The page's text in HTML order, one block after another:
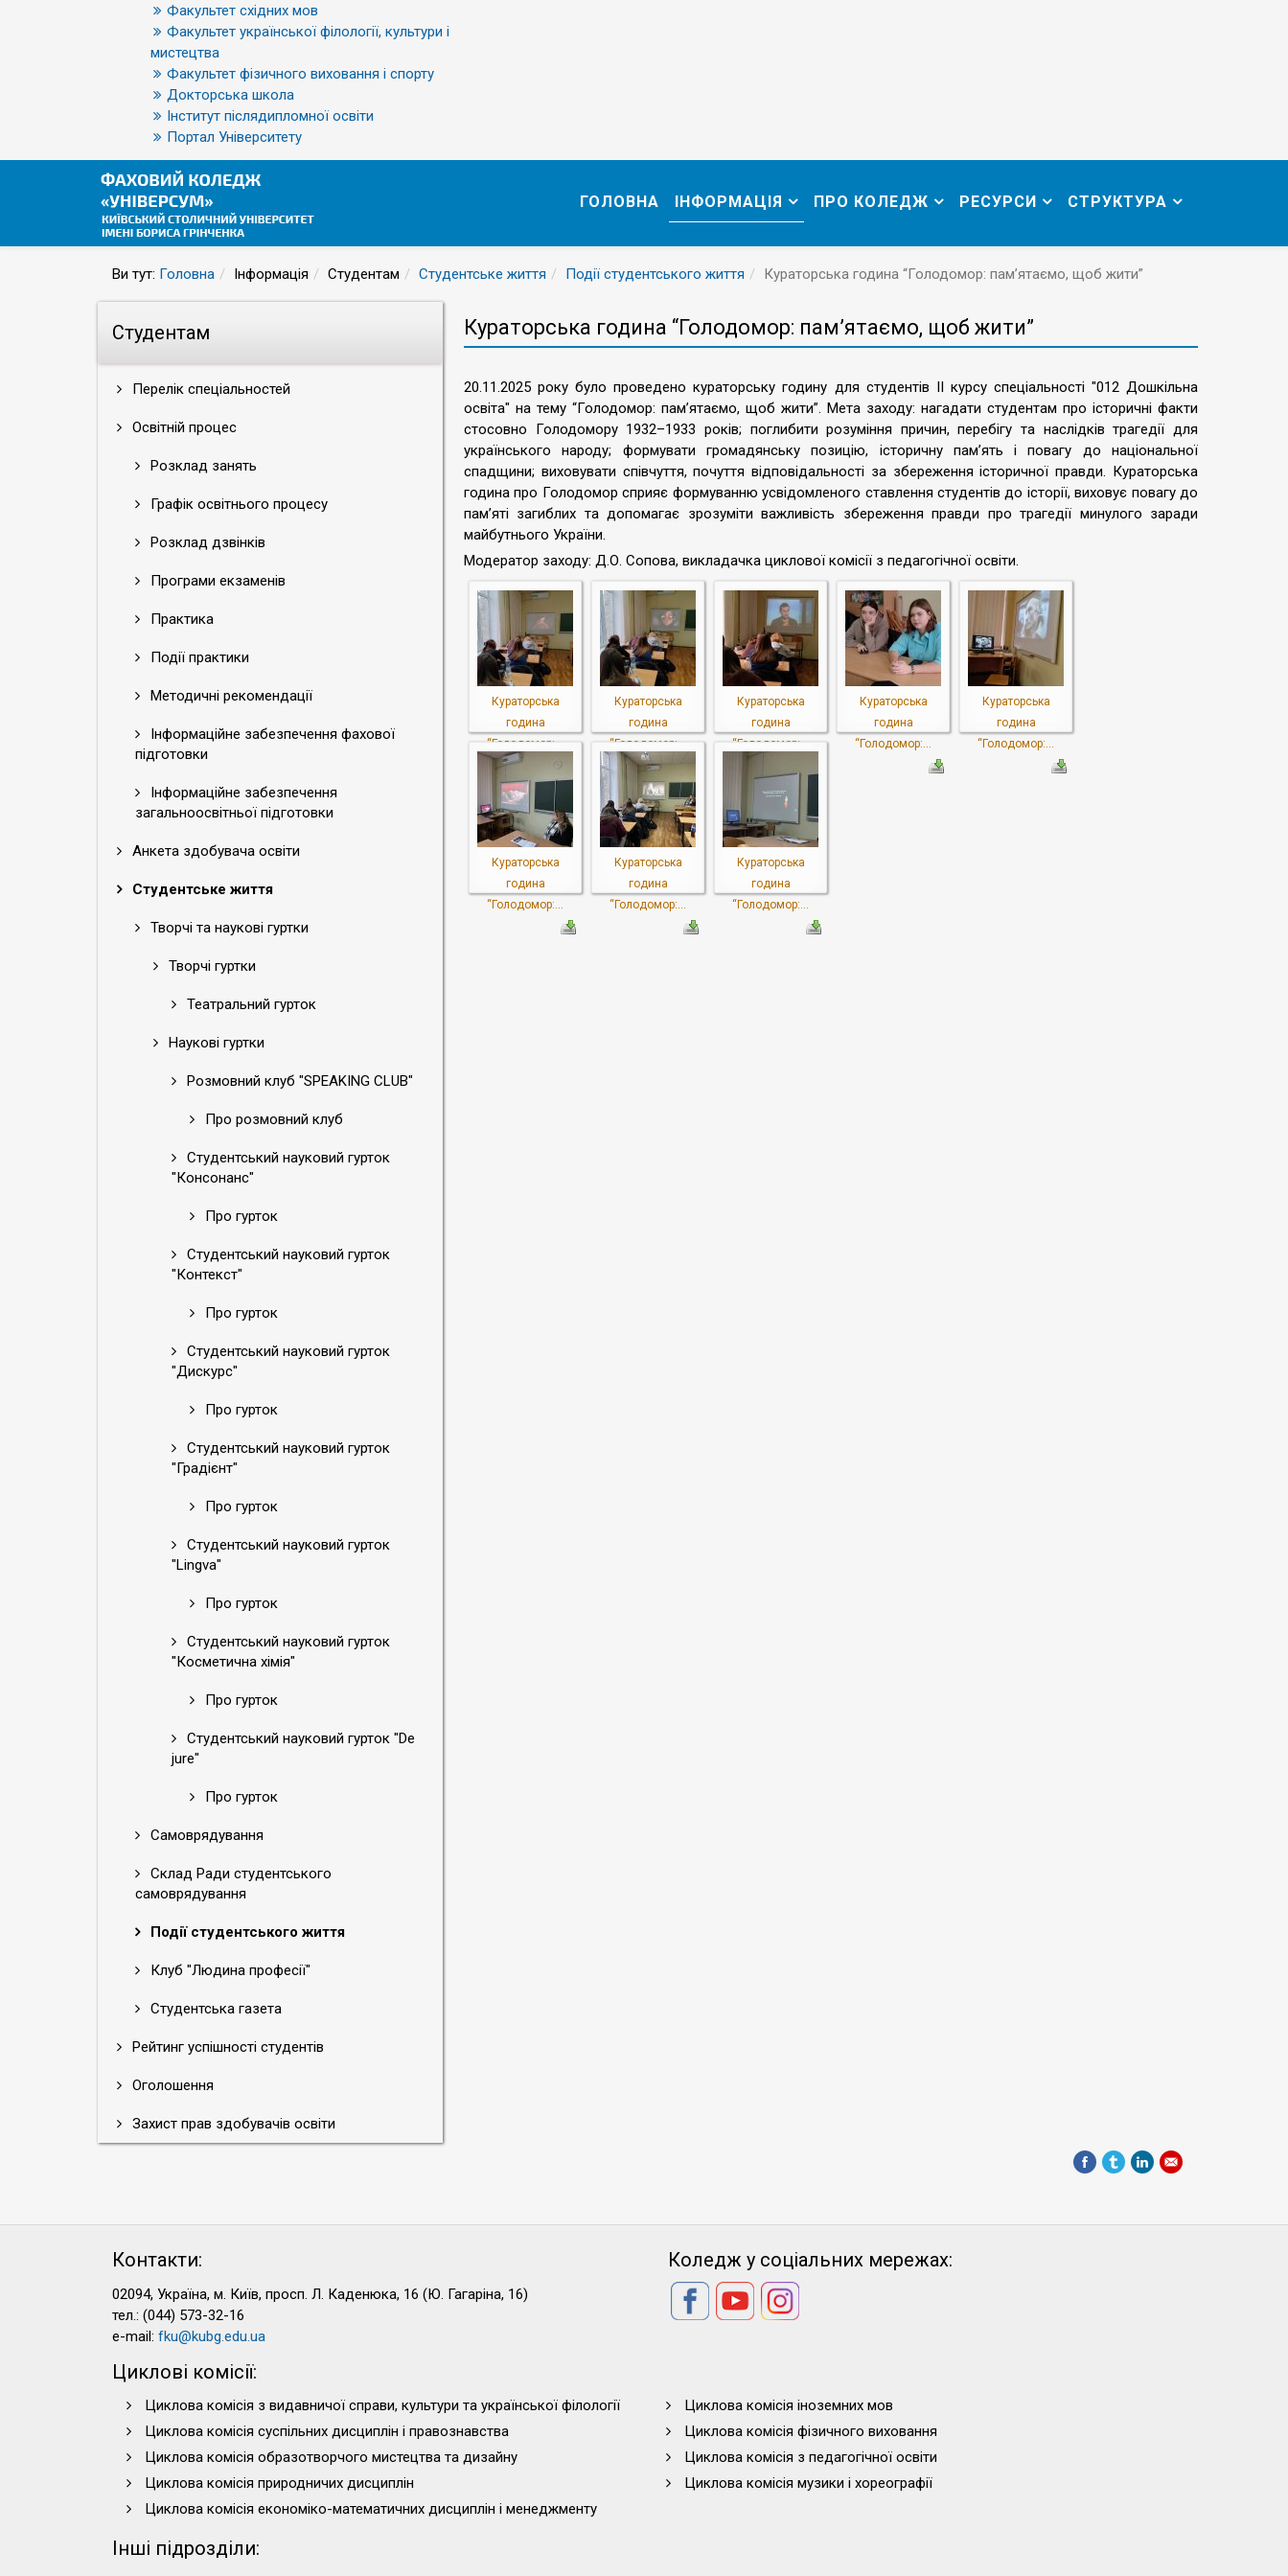
Факультет східних мов
Факультет української філології, культури і
мистецтва
Факультет фізичного виховання і спорту
Докторська школа
Інститут післядипломної освіти
Портал Університету
ГОЛОВНА ІНФОРМАЦІЯ ПРО КОЛЕДЖ РЕСУРСИ СТРУКТУРА
Ви тут: Головна Інформація Студентам Студентське життя Події студентського життя Кураторська година “Голодомор: пам’ятаємо, щоб жити”
Студентам
Перелік спеціальностей
Освітній процес
Розклад занять
Графік освітнього процесу
Розклад дзвінків
Програми екзаменів
Практика
Події практики
Методичні рекомендації
Інформаційне забезпечення фахової
підготовки
Інформаційне забезпечення
загальноосвітньої підготовки
Анкета здобувача освіти
Студентське життя
Творчі та наукові гуртки
Творчі гуртки
Театральний гурток
Наукові гуртки
Розмовний клуб "SPEAKING CLUB"
Про розмовний клуб
Студентський науковий гурток
"Консонанс"
Про гурток
Студентський науковий гурток
"Контекст"
Про гурток
Студентський науковий гурток
"Дискурс"
Про гурток
Студентський науковий гурток
"Градієнт"
Про гурток
Студентський науковий гурток
"Lingva"
Про гурток
Студентський науковий гурток
"Косметична хімія"
Про гурток
Студентський науковий гурток "De
jure"
Про гурток
Самоврядування
Склад Ради студентського
самоврядування
Події студентського життя
Клуб "Людина професії"
Студентська газета
Рейтинг успішності студентів
Оголошення
Захист прав здобувачів освіти
Кураторська година “Голодомор: пам’ятаємо, щоб жити”
20.11.2025 року було проведено кураторську годину для студентів ІІ курсу спеціальності "012 Дошкільна
освіта" на тему “Голодомор: пам’ятаємо, щоб жити”. Мета заходу: нагадати студентам про історичні факти
стосовно Голодомору 1932–1933 років; поглибити розуміння причин, перебігу та наслідків трагедії для
українського народу; формувати громадянську позицію, історичну пам’ять і повагу до національної
спадщини; виховувати співчуття, почуття відповідальності за збереження історичної правди. Кураторська
година про Голодомор сприяє формуванню усвідомленого ставлення студентів до історії, виховує повагу до
пам’яті загиблих та допомагає зрозуміти важливість збереження правди про трагедії минулого заради
майбутнього України.
Модератор заходу: Д.О. Сопова, викладачка циклової комісії з педагогічної освіти.
Кураторська
година
“Голодомор:...
Кураторська
година
“Голодомор:...
Кураторська
година
“Голодомор:...
Кураторська
година
“Голодомор:...
Кураторська
година
“Голодомор:...
Кураторська
година
“Голодомор:...
Кураторська
година
“Голодомор:...
Кураторська
година
“Голодомор:...
Контакти:
02094, Україна, м. Київ, просп. Л. Каденюка, 16 (Ю. Гагаріна, 16)
тел.: (044) 573-32-16
e-mail: fku@kubg.edu.ua
Коледж у соціальних мережах:
Циклові комісії:
Циклова комісія з видавничої справи, культури та української філології
Циклова комісія іноземних мов
Циклова комісія суспільних дисциплін і правознавства
Циклова комісія фізичного виховання
Циклова комісія образотворчого мистецтва та дизайну
Циклова комісія з педагогічної освіти
Циклова комісія природничих дисциплін
Циклова комісія музики і хореографії
Циклова комісія економіко-математичних дисциплін і менеджменту
Інші підрозділи: